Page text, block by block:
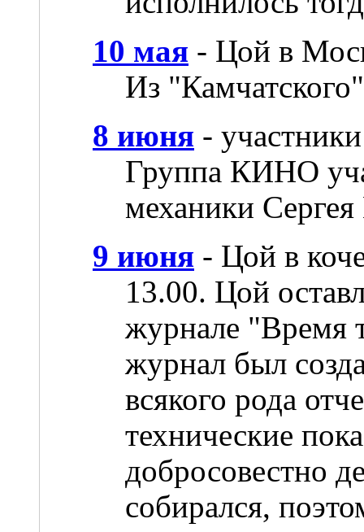
10 мая - Цой в
Из
8 июня -
Группа КИНО
механики
9 июня - Цой в
13.00. Цой
журнале "Время
журнал был
всякого рода
технические
добросовестно
собирался,